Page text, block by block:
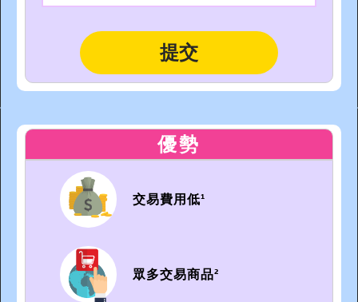
優勢
交易費用低¹
眾多交易商品²